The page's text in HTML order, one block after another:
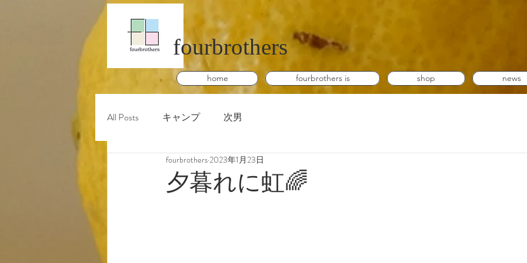
fourbrothers
home fourbrothers is shop news
All Posts キャンプ 次男
夕暮れに虹🌈
fourbrothers 2023年1月23日